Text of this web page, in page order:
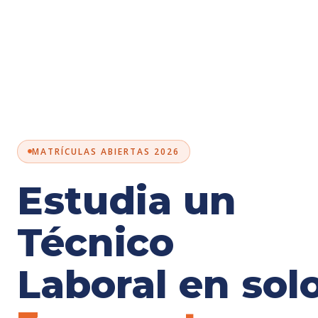
MATRÍCULAS ABIERTAS 2026
Estudia un
Técnico
Laboral en